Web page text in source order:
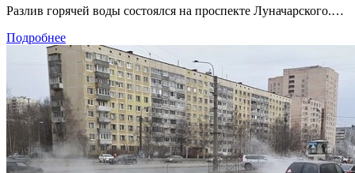
Разлив горячей воды состоялся на проспекте Луначарского.…
Подробнее